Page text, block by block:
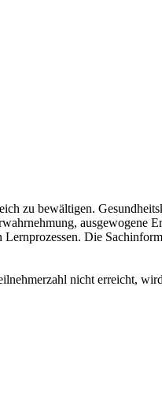
zu bewältigen.
ausgewogene
Die
nicht erreicht,